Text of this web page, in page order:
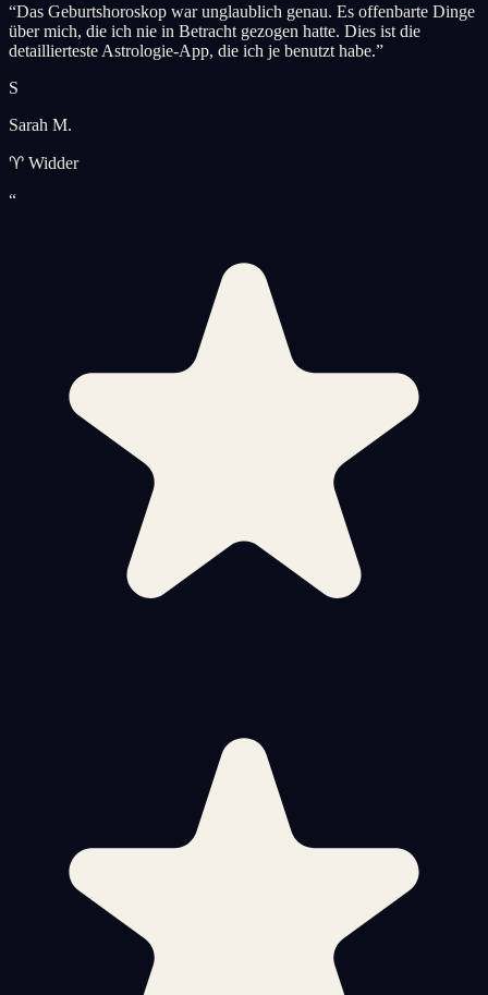
“Das Geburtshoroskop war unglaublich genau. Es offenbarte Dinge
über mich, die ich nie in Betracht gezogen hatte. Dies ist die
detaillierteste Astrologie-App, die ich je benutzt habe.”
S
Sarah M.
♈ Widder
“